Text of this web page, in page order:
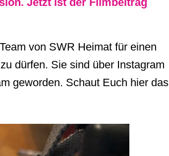
von SWR Heimat für einen
dürfen. Sie sind über Instagram
geworden. Schaut Euch hier das